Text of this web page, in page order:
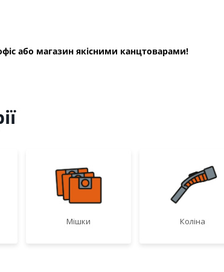
або магазин якісними канцтоварами!
Мішки Коліна